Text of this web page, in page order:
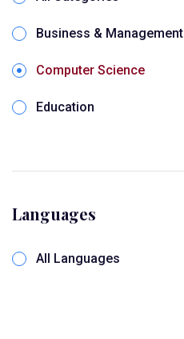
Business & Management
Computer Science
Education
Languages
All Languages